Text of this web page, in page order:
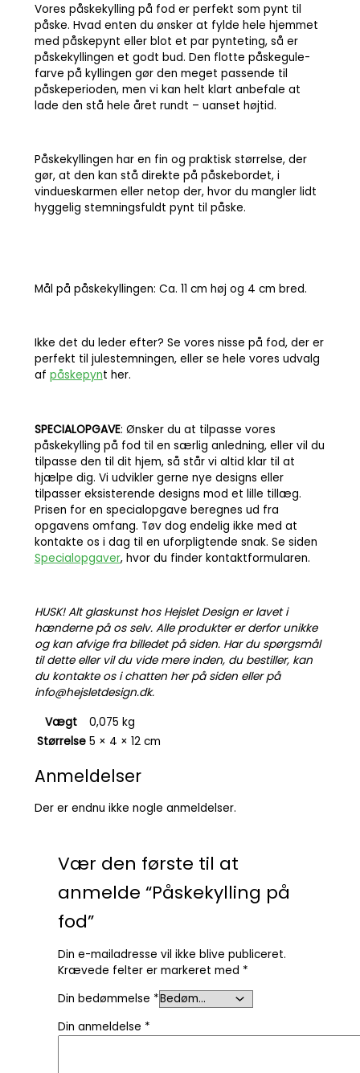
Vores påskekylling på fod er perfekt som pynt til
påske. Hvad enten du ønsker at fylde hele hjemmet
med påskepynt eller blot et par pynteting, så er
påskekyllingen et godt bud. Den flotte påskegule-
farve på kyllingen gør den meget passende til
påskeperioden, men vi kan helt klart anbefale at
lade den stå hele året rundt – uanset højtid.
Påskekyllingen har en fin og praktisk størrelse, der
gør, at den kan stå direkte på påskebordet, i
vindueskarmen eller netop der, hvor du mangler lidt
hyggelig stemningsfuldt pynt til påske.
Mål på påskekyllingen: Ca. 11 cm høj og 4 cm bred.
Ikke det du leder efter? Se vores nisse på fod, der er
perfekt til julestemningen, eller se hele vores udvalg
af påskepynt her.
SPECIALOPGAVE: Ønsker du at tilpasse vores
påskekylling på fod til en særlig anledning, eller vil du
tilpasse den til dit hjem, så står vi altid klar til at
hjælpe dig. Vi udvikler gerne nye designs eller
tilpasser eksisterende designs mod et lille tillæg.
Prisen for en specialopgave beregnes ud fra
opgavens omfang. Tøv dog endelig ikke med at
kontakte os i dag til en uforpligtende snak. Se siden
Specialopgaver, hvor du finder kontaktformularen.
HUSK! Alt glaskunst hos Hejslet Design er lavet i
hænderne på os selv. Alle produkter er derfor unikke
og kan afvige fra billedet på siden. Har du spørgsmål
til dette eller vil du vide mere inden, du bestiller, kan
du kontakte os i chatten her på siden eller på
info@hejsletdesign.dk.
Vægt
0,075 kg
Størrelse 5 × 4 × 12 cm
Anmeldelser
Der er endnu ikke nogle anmeldelser.
Vær den første til at
anmelde “Påskekylling på
fod”
Din e-mailadresse vil ikke blive publiceret.
Krævede felter er markeret med *
Din bedømmelse *
Din anmeldelse *